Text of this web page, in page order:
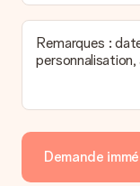
Remarques :
Demande